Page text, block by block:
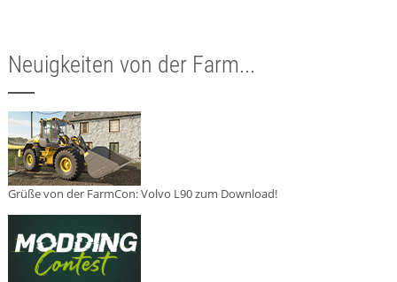
Neuigkeiten von der Farm...
Grüße von der FarmCon: Volvo L90 zum Download!